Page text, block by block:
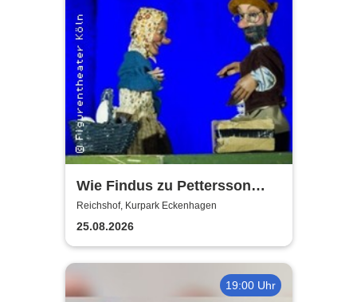
Wie Findus zu Pettersson
kam - Open Air
Figurentheater
Reichshof, Kurpark Eckenhagen
25.08.2026
19:00 Uhr